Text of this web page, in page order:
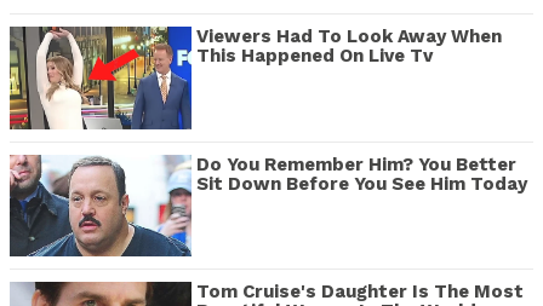
Viewers Had To Look Away When
This Happened On Live Tv
Do You Remember Him? You Better
Sit Down Before You See Him Today
Tom Cruise's Daughter Is The Most